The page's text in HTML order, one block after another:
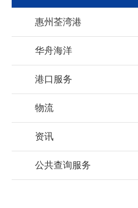
惠州荃湾港
华舟海洋
港口服务
物流
资讯
公共查询服务